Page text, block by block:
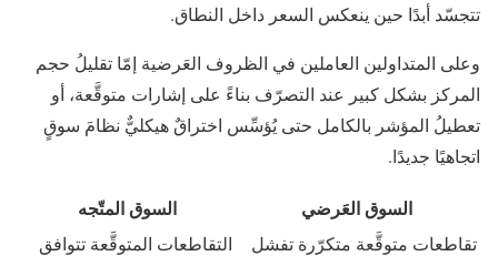
تتجسّد أبدًا حين ينعكس السعر داخل النطاق.
وعلى المتداولين العاملين في الظروف العَرضية إمّا تقليلُ حجم
المركز بشكل كبير عند التصرّف بناءً على إشارات متوقَّعة، أو
تعطيلُ المؤشر بالكامل حتى يُؤسِّس اختراقٌ هيكليٌّ نظامَ سوقٍ
اتجاهيًا جديدًا.
السوق العَرضي السوق المتّجه
تقاطعات متوقَّعة متكرّرة تفشل
التقاطعات المتوقَّعة تتوافق